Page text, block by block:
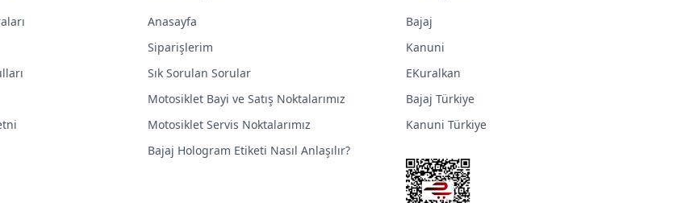
Anasayfa
Siparişlerim
Sık Sorulan Sorular
Motosiklet Bayi ve Satış Noktalarımız
Motosiklet Servis Noktalarımız
Bajaj Hologram Etiketi Nasıl Anlaşılır?
Bajaj
Kanuni
EKuralkan
Bajaj Türkiye
Kanuni Türkiye